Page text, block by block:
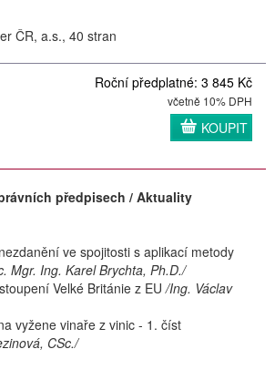
ČR, a.s., 40 stran
Roční předplatné: 3 845 Kč
včetně 10% DPH
KOUPIT
předpisech / Aktuality
ve spojitosti s aplikací metody
Mgr. Ing. Karel Brychta, Ph.D./
Velké Británie z EU/Ing. Václav
vyžene vinaře z vinic - 1. číst
CSc./